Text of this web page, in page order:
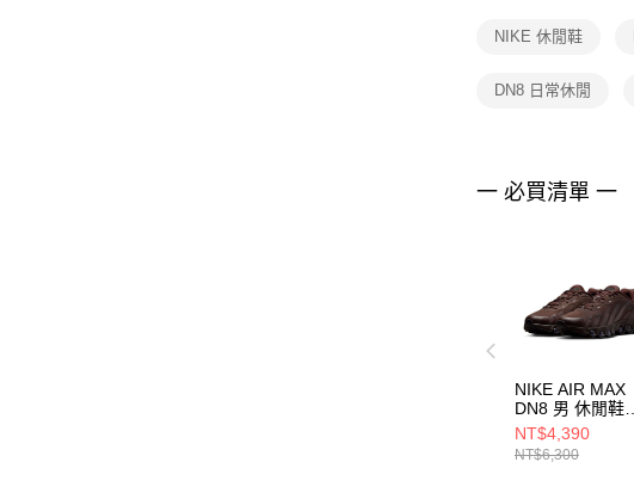
NIKE 休閒鞋
DN8 日常休閒
一 必買清單 一
NIKE AIR MAX
DN8 男 休閒鞋
FQ7860203
NT$4,390
NT$6,300